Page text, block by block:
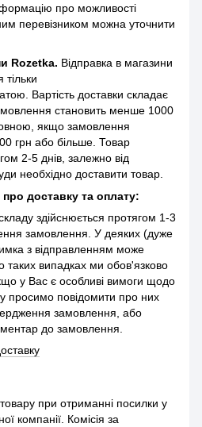
про можливості
перевізником можна уточнити
Rozetka. Відправка в магазини
тільки
Вартість доставки складає
становить менше 1000
якщо замовлення
грн або більше. Товар
2-5 днів, залежно від
необхідно доставити товар.
доставку та оплату:
здійснюється протягом 1-3
замовлення. У деяких (дуже
з відправленням може
таких випадках ми обов'язково
у Вас є особливі вимоги щодо
просимо повідомити про них
замовлення, або
до замовлення.
при отриманні посилки у
компанії. Комісія за